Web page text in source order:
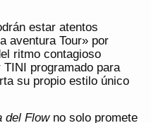
estar atentos
aventura Tour» por
ritmo contagioso
programado para
su propio estilo único
del Flowno solo promete